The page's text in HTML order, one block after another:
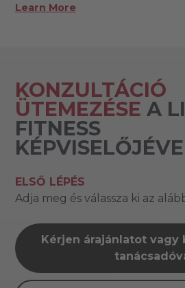
Learn More
KONZULTÁCIÓ
ÜTEMEZÉSE A
FITNESS
ELSŐ LÉPÉS
Adja meg és válassza ki az
Kérjen árajánlatot vagy